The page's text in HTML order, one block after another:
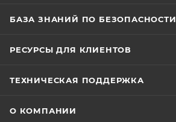
БАЗА ЗНАНИЙ ПО БЕЗОПАСНОСТИ
РЕСУРСЫ ДЛЯ КЛИЕНТОВ
ТЕХНИЧЕСКАЯ ПОДДЕРЖКА
О КОМПАНИИ